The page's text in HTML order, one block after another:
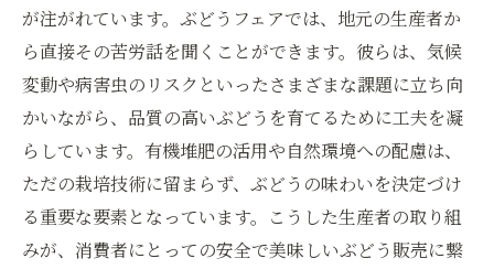
が注がれています。ぶどうフェアでは、地元の生産者か
ら直接その苦労話を聞くことができます。彼らは、気候
変動や病害虫のリスクといったさまざまな課題に立ち向
かいながら、品質の高いぶどうを育てるために工夫を凝
らしています。有機堆肥の活用や自然環境への配慮は、
ただの栽培技術に留まらず、ぶどうの味わいを決定づけ
る重要な要素となっています。こうした生産者の取り組
みが、消費者にとっての安全で美味しいぶどう販売に繋